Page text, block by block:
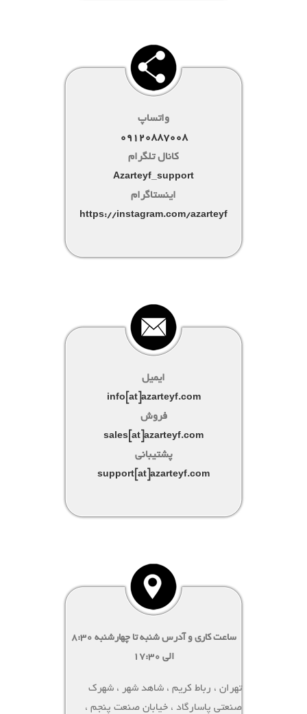
واتساپ
09120887008
کانال تلگرام
Azarteyf_support
اینستاگرام
https://instagram.com/azarteyf
ایمیل
info[at]azarteyf.com
فروش
sales[at]azarteyf.com
پشتیبانی
support[at]azarteyf.com
ساعت کاری و آدرس شنبه تا چهارشنبه ۸:۳۰
الی ۱۷:۳۰
تهران ، رباط کریم ، شاهد شهر ، شهرک
صنعتی پاسارگاد ، خیابان صنعت پنجم ،